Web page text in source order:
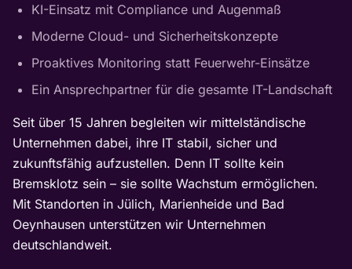
KI-Einsatz mit Compliance und Augenmaß
Moderne Cloud- und Sicherheitskonzepte
Proaktives Monitoring statt Feuerwehr-Einsätze
Ein Ansprechpartner für die gesamte IT-Landschaft
Seit über 15 Jahren begleiten wir mittelständische
Unternehmen dabei, ihre IT stabil, sicher und
zukunftsfähig aufzustellen. Denn IT sollte kein
Bremsklotz sein – sie sollte Wachstum ermöglichen.
Mit Standorten in Jülich, Marienheide und Bad
Oeynhausen unterstützen wir Unternehmen
deutschlandweit.